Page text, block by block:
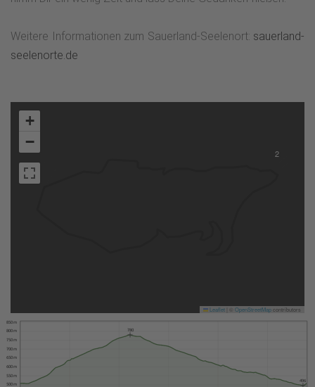
Weitere Informationen zum Sauerland-Seelenort: sauerland-
seelenorte.de
2
+
−
Leaflet OpenStreetMapcontributors
500 m
550 m
600 m
650 m
700 m
750 m
800 m
850 m
496
780